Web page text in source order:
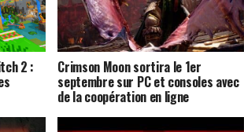
2 : Crimson Moon sortira le 1er
septembre sur PC et consoles avec
de la coopération en ligne